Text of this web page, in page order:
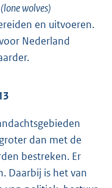
(lone wolves)
en uitvoeren.
Nederland
dan met de
bestreken. Er
Daarbij is het van